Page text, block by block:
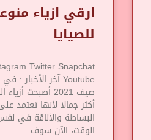
ارقي ازياء
للصيايا
Twitter Snapchat
Youtube آخر الأخبار : في
صيف 2021 أصبحت
أكثر جمالا لأنها تعتمد
البساطة والأناقة في
الوقت، الآن سوف